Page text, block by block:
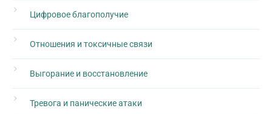
Цифровое благополучие
Отношения и токсичные связи
Выгорание и восстановление
Тревога и панические атаки